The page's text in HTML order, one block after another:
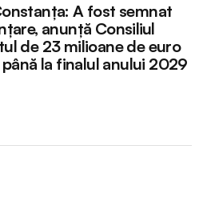
A fost semnat
anunță Consiliul
de 23 milioane de euro
la finalul anului 2029